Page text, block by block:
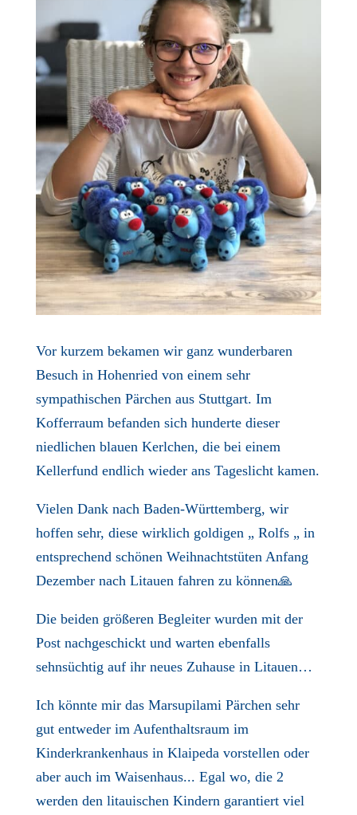
Vor kurzem bekamen wir ganz wunderbaren
Besuch in Hohenried von einem sehr
sympathischen Pärchen aus Stuttgart. Im
Kofferraum befanden sich hunderte dieser
niedlichen blauen Kerlchen, die bei einem
Kellerfund endlich wieder ans Tageslicht kamen.
Vielen Dank nach Baden-Württemberg, wir
hoffen sehr, diese wirklich goldigen „ Rolfs „ in
entsprechend schönen Weihnachtstüten Anfang
Dezember nach Litauen fahren zu können🙏
Die beiden größeren Begleiter wurden mit der
Post nachgeschickt und warten ebenfalls
sehnsüchtig auf ihr neues Zuhause in Litauen…
Ich könnte mir das Marsupilami Pärchen sehr
gut entweder im Aufenthaltsraum im
Kinderkrankenhaus in Klaipeda vorstellen oder
aber auch im Waisenhaus... Egal wo, die 2
werden den litauischen Kindern garantiert viel